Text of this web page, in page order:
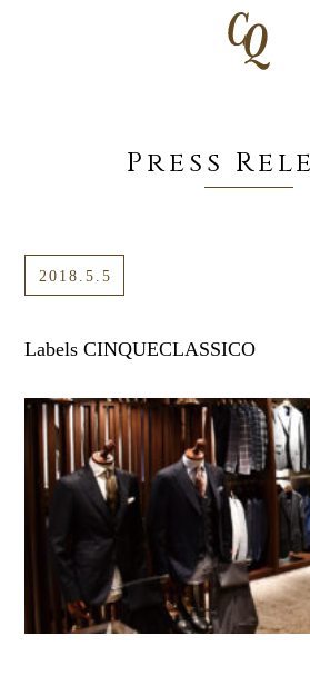
Press
2018.5.5
Labels CINQUECLASSICO